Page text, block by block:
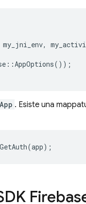
my_jni_env,
::AppOptions());
. Esiste una
GetAuth(app);